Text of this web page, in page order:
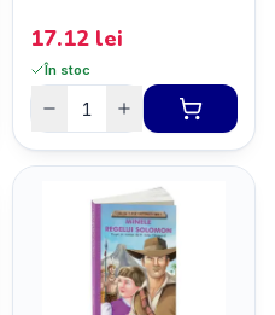
17.12 lei
În stoc